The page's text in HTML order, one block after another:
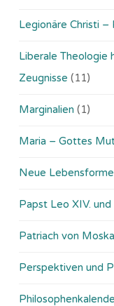
Legionäre Christi –
Liberale Theologie
Zeugnisse (11)
Marginalien (1)
Maria – Gottes
Neue
Papst Leo XIV. und
Patriach von
Perspektiven und